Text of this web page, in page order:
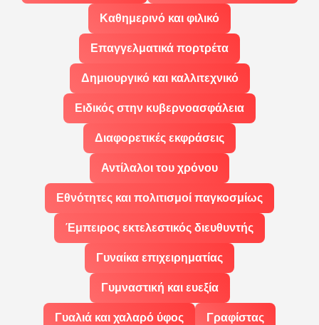
Καθημερινό και φιλικό
Επαγγελματικά πορτρέτα
Δημιουργικό και καλλιτεχνικό
Ειδικός στην κυβερνοασφάλεια
Διαφορετικές εκφράσεις
Αντίλαλοι του χρόνου
Εθνότητες και πολιτισμοί παγκοσμίως
Έμπειρος εκτελεστικός διευθυντής
Γυναίκα επιχειρηματίας
Γυμναστική και ευεξία
Γυαλιά και χαλαρό ύφος Γραφίστας